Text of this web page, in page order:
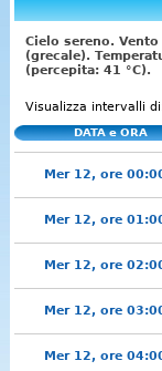
Cielo sereno.
(grecale).
(percepita: 41 °C).
Visualizza intervalli
DATA e ORA
Mer 12, ore
Mer 12, ore
Mer 12, ore
Mer 12, ore
Mer 12, ore